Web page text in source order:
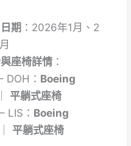
日期 ：2026年1月、2
座椅詳情：
DOH： Boeing
平躺式座椅
LIS： Boeing
平躺式座椅